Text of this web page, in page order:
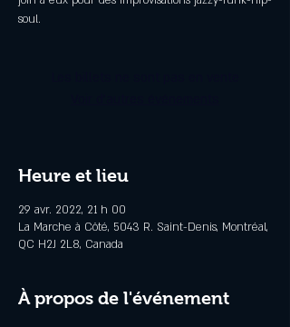
soul.
Heure et lieu
29 avr. 2022, 21 h 00
La Marche à Côté, 5043 R. Saint-Denis, Montréal,
QC H2J 2L8, Canada
À propos de l'événement